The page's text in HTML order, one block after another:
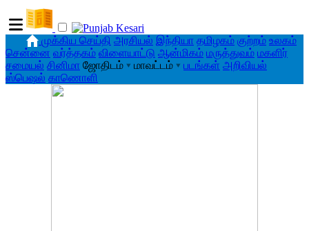
முக்கிய செய்தி அரசியல் இந்தியா தமிழகம் குற்றம் உலகம்
சென்னை வர்த்தகம் விளையாட்டு ஆன்மிகம் மருத்துவம் மகளிர்
சமையல் சினிமா ஜோதிடம் ▾ மாவட்டம் ▾ படங்கள் அறிவியல்
ஸ்பெஷல் காணொளி